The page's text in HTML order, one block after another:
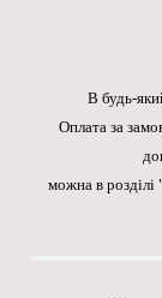
В будь-
Оплата за
можна в розділі